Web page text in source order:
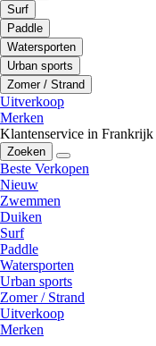
Surf
Paddle
Watersporten
Urban sports
Zomer / Strand
Uitverkoop
Merken
Klantenservice in Frankrijk
Zoeken
Beste Verkopen
Nieuw
Zwemmen
Duiken
Surf
Paddle
Watersporten
Urban sports
Zomer / Strand
Uitverkoop
Merken